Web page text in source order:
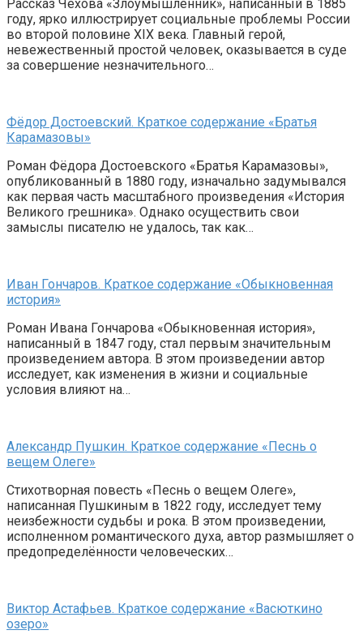
Рассказ Чехова «Злоумышленник», написанный в 1885
году, ярко иллюстрирует социальные проблемы России
во второй половине XIX века. Главный герой,
невежественный простой человек, оказывается в суде
за совершение незначительного…
Фёдор Достоевский. Краткое содержание «Братья
Карамазовы»
Роман Фёдора Достоевского «Братья Карамазовы»,
опубликованный в 1880 году, изначально задумывался
как первая часть масштабного произведения «История
Великого грешника». Однако осуществить свои
замыслы писателю не удалось, так как…
Иван Гончаров. Краткое содержание «Обыкновенная
история»
Роман Ивана Гончарова «Обыкновенная история»,
написанный в 1847 году, стал первым значительным
произведением автора. В этом произведении автор
исследует, как изменения в жизни и социальные
условия влияют на…
Александр Пушкин. Краткое содержание «Песнь о
вещем Олеге»
Стихотворная повесть «Песнь о вещем Олеге»,
написанная Пушкиным в 1822 году, исследует тему
неизбежности судьбы и рока. В этом произведении,
исполненном романтического духа, автор размышляет о
предопределённости человеческих…
Виктор Астафьев. Краткое содержание «Васюткино
озеро»